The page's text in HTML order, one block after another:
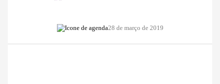
28 de março de 2019